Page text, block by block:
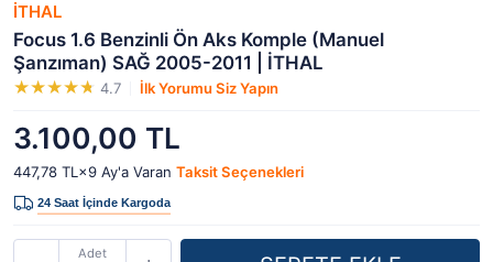
İTHAL
Focus 1.6 Benzinli Ön Aks Komple (Manuel
Şanzıman) SAĞ 2005-2011 | İTHAL
4.7 İlk Yorumu Siz Yapın
3.100,00 TL
447,78 TL×9 Ay'a Varan Taksit Seçenekleri
Adet